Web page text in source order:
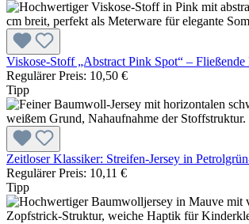
Viskose-Stoff „Abstract Pink Spot“ –
Regulärer Preis: 10,50 €
Tipp
Zeitloser Klassiker: Streifen-Jersey in
Regulärer Preis: 10,11 €
Tipp